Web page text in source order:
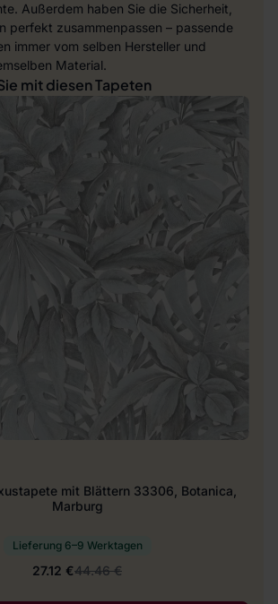
Außerdem haben Sie die Sicherheit,
perfekt zusammenpassen – passende
immer vom selben Hersteller und
Material.
mit diesen Tapeten
mit Blättern 33306, Botanica,
Marburg
Lieferung 6–9 Werktagen
27.12 €44.46 €